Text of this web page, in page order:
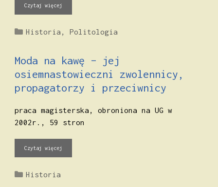
Czytaj więcej
Kategorie
Historia ,Politologia
Moda na kawę – jej
osiemnastowieczni zwolennicy,
propagatorzy i przeciwnicy
praca magisterska, obroniona na UG w
2002r., 59 stron
Czytaj więcej
Kategorie
Historia